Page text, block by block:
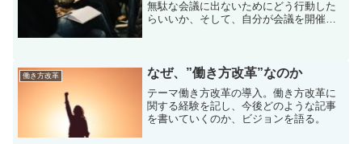
無駄な会議に出ないためにどう行動した
らいいか、そして、自分が会議を開催す
働き方改革 なぜ、”働き方改革”なのか
テーマ働き方改革の導入。働き方改革に
関する経験を記し、今後どのような記事
を書いていくのか、ビジョンを語る。